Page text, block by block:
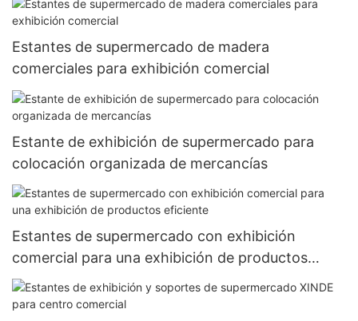
Estantes de supermercado de madera
comerciales para exhibición comercial
Estante de exhibición de supermercado para
colocación organizada de mercancías
Estantes de supermercado con exhibición
comercial para una exhibición de productos
eficiente